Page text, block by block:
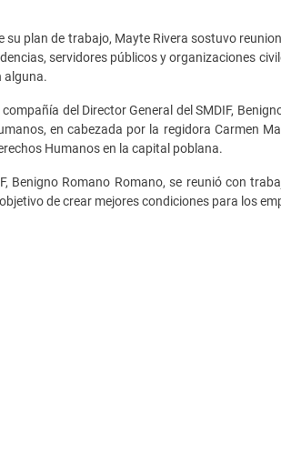
plan de trabajo, Mayte Rivera sostuvo
servidores públicos y organizaciones
alguna.
del Director General del SMDIF,
en cabezada por la regidora Carmen
Humanos en la capital poblana.
Benigno Romano Romano, se reunió con
de crear mejores condiciones para los